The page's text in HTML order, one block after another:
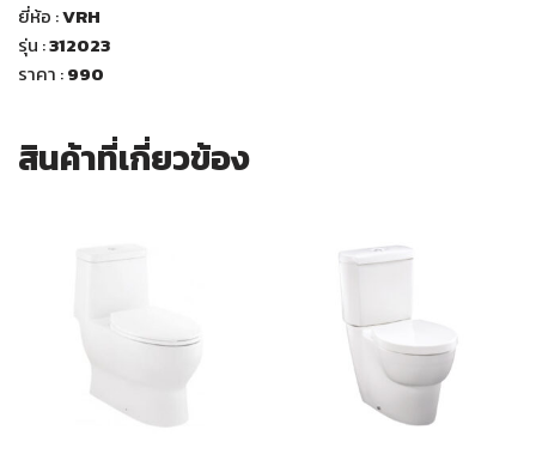
ยี่ห้อ :VRH
รุ่น :312023
ราคา :990
สินค้าที่เกี่ยวข้อง